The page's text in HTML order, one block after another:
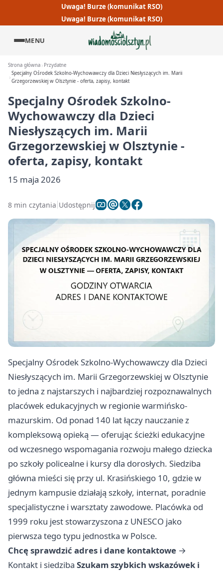
Uwaga! Burze (komunikat RSO)
Uwaga! Burze (komunikat RSO)
MENU
Strona główna
Przydatne
Specjalny Ośrodek Szkolno-Wychowawczy dla Dzieci Niesłyszących im. Marii
Grzegorzewskiej w Olsztynie - oferta, zapisy, kontakt
Specjalny Ośrodek Szkolno-
Wychowawczy dla Dzieci
Niesłyszących im. Marii
Grzegorzewskiej w Olsztynie -
oferta, zapisy, kontakt
15 maja 2026
8 min czytania Udostępnij
Specjalny Ośrodek Szkolno-Wychowawczy dla Dzieci
Niesłyszących im. Marii Grzegorzewskiej w Olsztynie
to jedna z najstarszych i najbardziej rozpoznawalnych
placówek edukacyjnych w regionie warmińsko-
mazurskim. Od ponad 140 lat łączy nauczanie z
kompleksową opieką — oferując ścieżki edukacyjne
od wczesnego wspomagania rozwoju małego dziecka
po szkoły policealne i kursy dla dorosłych. Siedziba
główna mieści się przy ul. Krasińskiego 10, gdzie w
jednym kampusie działają szkoły, internat, poradnie
specjalistyczne i warsztaty zawodowe. Placówka od
1999 roku jest stowarzyszona z UNESCO jako
pierwsza tego typu jednostka w Polsce.
Chcę sprawdzić adres i dane kontaktowe →
Kontakt i siedziba Szukam szybkich wskazówek i